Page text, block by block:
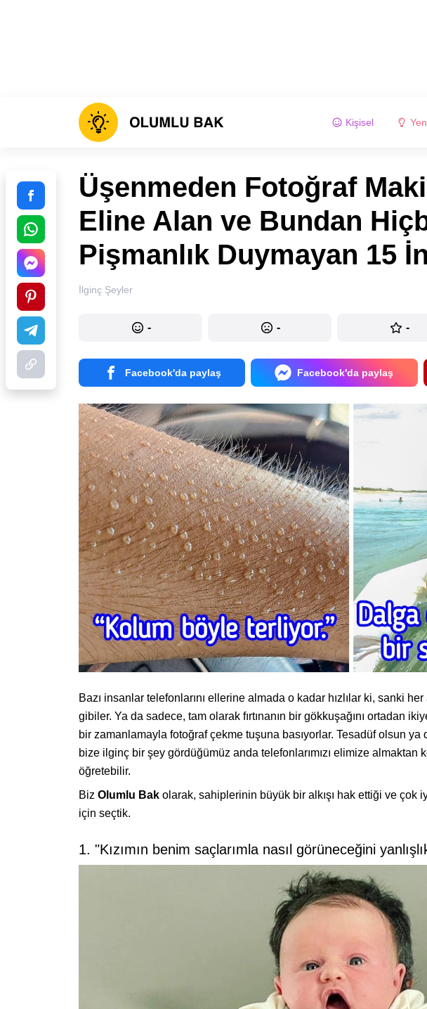
Kişisel
Üşenmeden Fotoğraf
Eline Alan ve Bundan
Pişmanlık Duymayan 15
İlginç Şeyler
- - -
Facebook'da paylaş Facebook'da paylaş
Bazı insanlar telefonlarını ellerine almada o kadar hızlılar ki, sanki
gibiler. Ya da sadece, tam olarak fırtınanın bir gökkuşağını ortadan
bir zamanlamayla fotoğraf çekme tuşuna basıyorlar. Tesadüf olsun ya
bize ilginç bir şey gördüğümüz anda telefonlarımızı elimize almaktan
öğretebilir.
Biz Olumlu Bak olarak, sahiplerinin büyük bir alkışı hak ettiği ve çok
için seçtik.
1. "Kızımın benim saçlarımla nasıl görüneceğini